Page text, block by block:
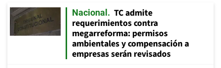
Nacional
TC admite
requerimientos contra
megarreforma: permisos
ambientales y compensación a
empresas serán revisados